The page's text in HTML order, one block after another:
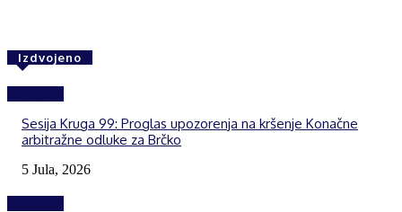
Izdvojeno
Sesija Kruga 99: Proglas upozorenja na kršenje Konačne
arbitražne odluke za Brčko
5 Jula, 2026